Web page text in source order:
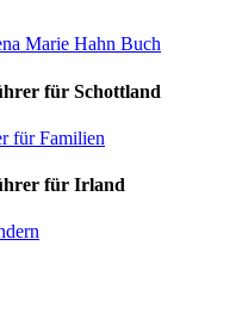
für Schottland
für Irland